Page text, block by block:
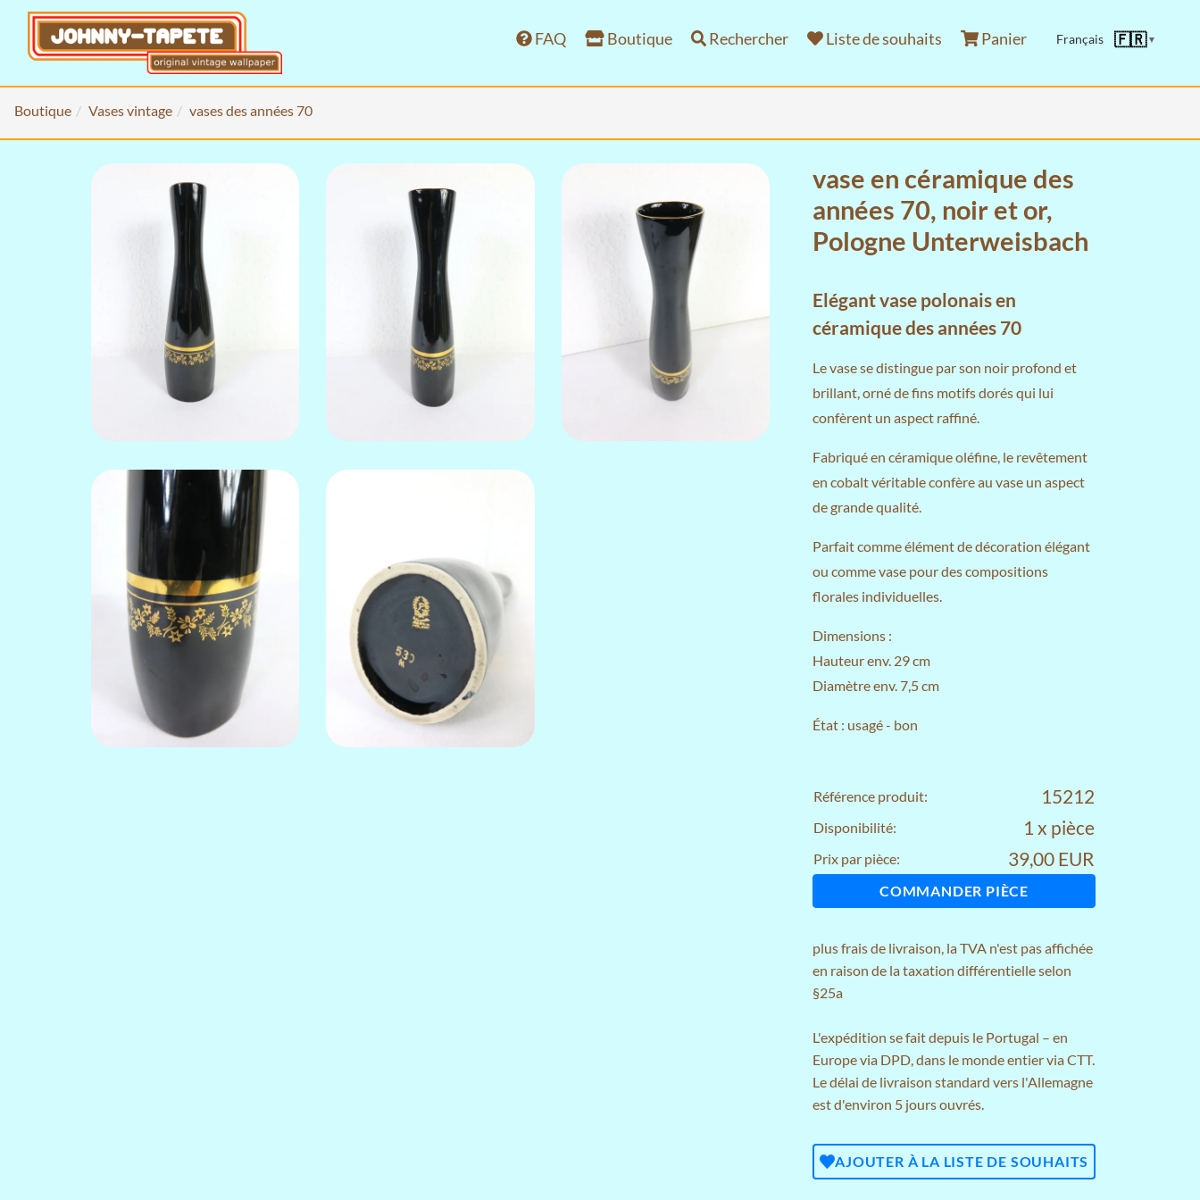
FAQ Boutique Rechercher Liste de souhaits Panier Français 🇫🇷▼
Boutique Vases vintage vases des années 70
vase en céramique des
années 70, noir et or,
Pologne Unterweisbach
Elégant vase polonais en
céramique des années 70
Le vase se distingue par son noir profond et
brillant, orné de fins motifs dorés qui lui
confèrent un aspect raffiné.
Fabriqué en céramique oléfine, le revêtement
en cobalt véritable confère au vase un aspect
de grande qualité.
Parfait comme élément de décoration élégant
ou comme vase pour des compositions
florales individuelles.
Dimensions :
Hauteur env. 29 cm
Diamètre env. 7,5 cm
État : usagé - bon
Référence produit: 15212
Disponibilité: 1 x pièce
Prix par pièce: 39,00 EUR
COMMANDER PIÈCE
plusfrais de livraison, la TVA n'est pas affichée
en raison de la taxation différentielle selon
§25a
L'expédition se fait depuis le Portugal – en
Europe via DPD, dans le monde entier via CTT.
Le délai de livraison standard vers l'Allemagne
est d'environ 5 jours ouvrés.
AJOUTER À LA LISTE DE SOUHAITS